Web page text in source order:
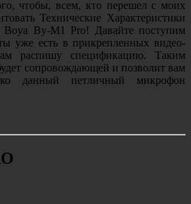
чтобы, всем, кто перешел с моих
Технические Характеристики
Boya By-M1 Pro! Давайте поступим
уже есть в прикрепленных видео-
распишу спецификацию. Таким
сопровождающей и позволит вам
данный петличный микрофон